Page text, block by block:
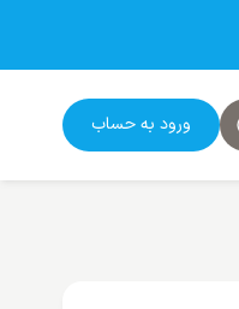
ورود به حساب